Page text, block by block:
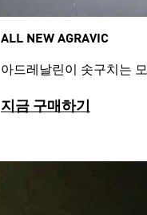
ALL NEW AGRAVIC​
아드레날린이 솟구치는
지금 구매하기